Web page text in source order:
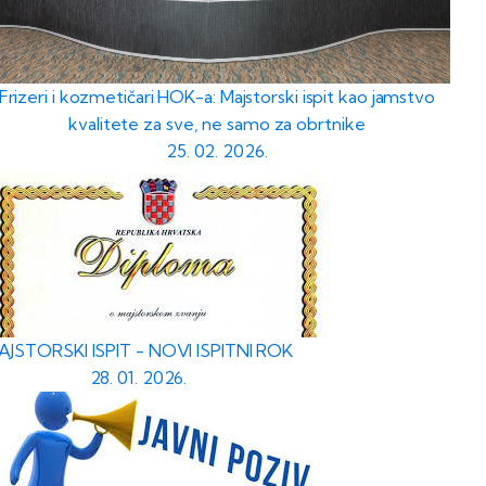
i kozmetičari HOK-a: Majstorski ispit kao jamstvo
kvalitete za sve, ne samo za obrtnike
25. 02. 2026.
ISPIT - NOVI ISPITNI ROK
28. 01. 2026.